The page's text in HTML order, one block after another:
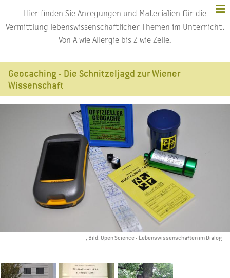
Hier finden Sie Anregungen und Materialien für die
Vermittlung lebenswissenschaftlicher Themen im Unterricht.
Von A wie Allergie bis Z wie Zelle.
Geocaching - Die Schnitzeljagd zur Wiener
Wissenschaft
, Bild: Open Science - Lebenswissenschaften im Dialog